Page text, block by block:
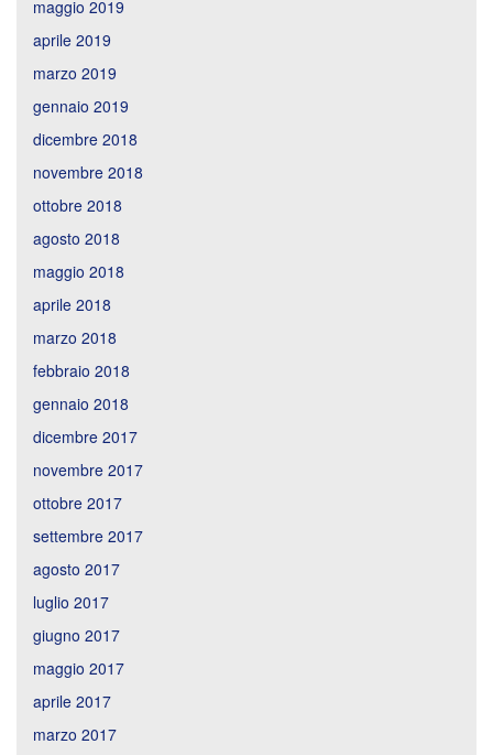
maggio 2019
aprile 2019
marzo 2019
gennaio 2019
dicembre 2018
novembre 2018
ottobre 2018
agosto 2018
maggio 2018
aprile 2018
marzo 2018
febbraio 2018
gennaio 2018
dicembre 2017
novembre 2017
ottobre 2017
settembre 2017
agosto 2017
luglio 2017
giugno 2017
maggio 2017
aprile 2017
marzo 2017